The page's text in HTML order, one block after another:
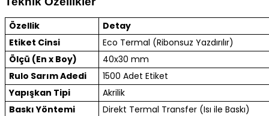
Özellik
Detay
Etiket Cinsi
Eco Termal (Ribonsuz Yazdırılır)
Ölçü (En x Boy)
40x30 mm
Rulo Sarım Adedi
1500 Adet Etiket
Yapışkan Tipi
Akrilik
Baskı Yöntemi
Direkt Termal Transfer (Isı ile Baskı)